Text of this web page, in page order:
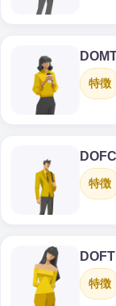
特徴
DOFC
特徴
DOFT
特徴